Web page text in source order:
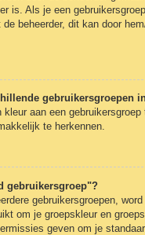
is. Als je een
beheerder, dit kan door
gebruikersgroepen
kleur aan een gebruikersgroep
te herkennen.
gebruikersgroep"?
gebruikersgroepen,
om je groepskleur en
geven om je